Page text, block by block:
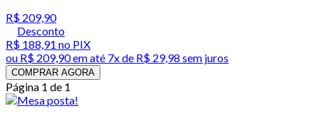
R$ 209,90
Desconto
R$ 188,91 no PIX
ou R$ 209,90em até 7x de R$ 29,98 sem juros
COMPRAR AGORA
Página 1 de 1